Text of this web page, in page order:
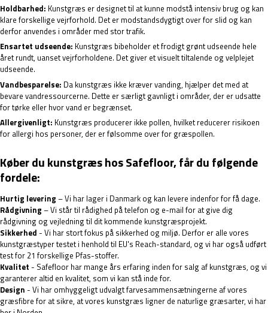
Holdbarhed: Kunstgræs er designet til at kunne modstå intensiv brug og kan
klare forskellige vejrforhold. Det er modstandsdygtigt over for slid og kan
derfor anvendes i områder med stor trafik.
Ensartet udseende: Kunstgræs bibeholder et frodigt grønt udseende hele
året rundt, uanset vejrforholdene. Det giver et visuelt tiltalende og velplejet
udseende.
Vandbesparelse: Da kunstgræs ikke kræver vanding, hjælper det med at
bevare vandressourcerne. Dette er særligt gavnligt i områder, der er udsatte
for tørke eller hvor vand er begrænset.
Allergivenligt: Kunstgræs producerer ikke pollen, hvilket reducerer risikoen
for allergi hos personer, der er følsomme over for græspollen.
Køber du kunstgræs hos Safefloor, får du følgende
fordele:
Hurtig levering – Vi har lager i Danmark og kan levere indenfor for få dage.
Rådgivning – Vi står til rådighed på telefon og e-mail for at give dig
rådgivning og vejledning til dit kommende kunstgræsprojekt.
Sikkerhed - Vi har stort fokus på sikkerhed og miljø. Derfor er alle vores
kunstgræstyper testet i henhold til EU's Reach-standard, og vi har også udført
test for 21 forskellige Pfas-stoffer.
Kvalitet - Safefloor har mange års erfaring inden for salg af kunstgræs, og vi
garanterer altid en kvalitet, som vi kan stå inde for.
Design - Vi har omhyggeligt udvalgt farvesammensætningerne af vores
græsfibre for at sikre, at vores kunstgræs ligner de naturlige græsarter, vi har